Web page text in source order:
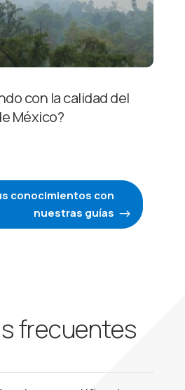
con la calidad del
México?
conocimientos con
nuestras guías
frecuentes